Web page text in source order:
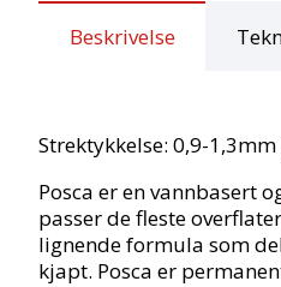
antall
Beskrivelse
Strektykkelse: 0,9-1,3mm
Posca er en vannbasert
passer de fleste
lignende formula som
kjapt. Posca er